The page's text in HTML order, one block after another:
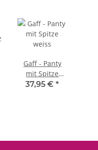
Gaff - Panty
mit Spitze
weiss
37,95 €*